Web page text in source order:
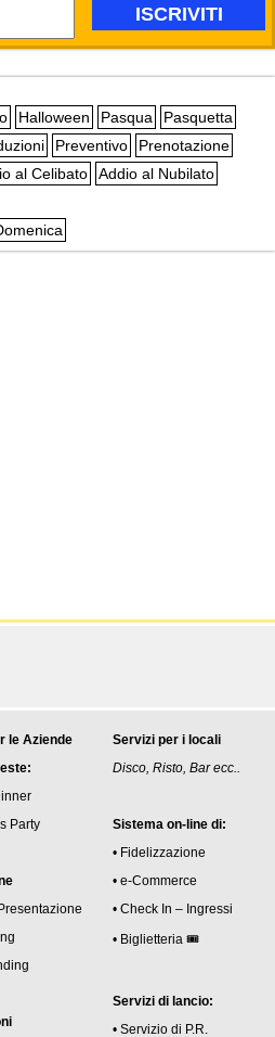
Halloween Pasqua
Pasquetta
Preventivo
Prenotazione
al Celibato
Addio al Nubilato
le Aziende
Party
Servizi per i locali
Disco, Risto, Bar ecc..
Sistema on-line di:
• Fidelizzazione
• e-Commerce
• Check In – Ingressi
• Biglietteria 🎟
Servizi di lancio:
• Servizio di P.R.